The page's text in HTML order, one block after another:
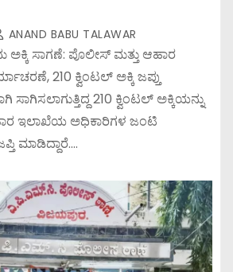
ANAND BABU TALAWAR
ಸಾಗಣೆ: ಪೊಲೀಸ್ ಮತ್ತು ಆಹಾರ
210 ಕ್ವಿಂಟಲ್ ಅಕ್ಕಿ ಜಪ್ತು
210 ಕ್ವಿಂಟಲ್ ಅಕ್ಕಿಯನ್ನು
ಇಲಾಖೆಯ ಅಧಿಕಾರಿಗಳ ಜಂಟಿ
ಮಾಡಿದ್ದಾರೆ.…